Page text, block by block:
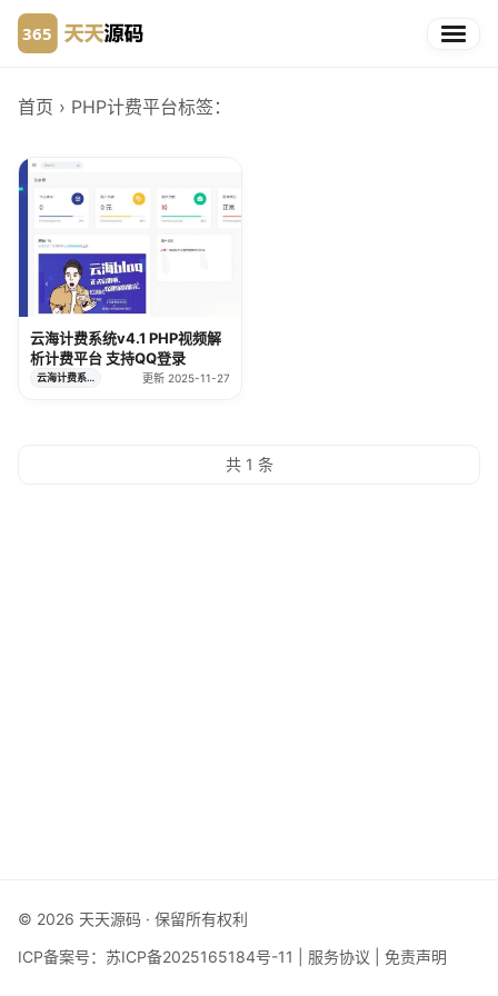
首页 › PHP计费平台标签：
云海计费系统v4.1 PHP视频解
析计费平台 支持QQ登录
云海计费系统 更新 2025-11-27
共 1 条
© 2026 天天源码 · 保留所有权利
ICP备案号： 苏ICP备2025165184号-11 服务协议 免责声明